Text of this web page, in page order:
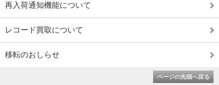
再入荷通知機能について
レコード買取について
移転のおしらせ
ページの先頭へ戻る